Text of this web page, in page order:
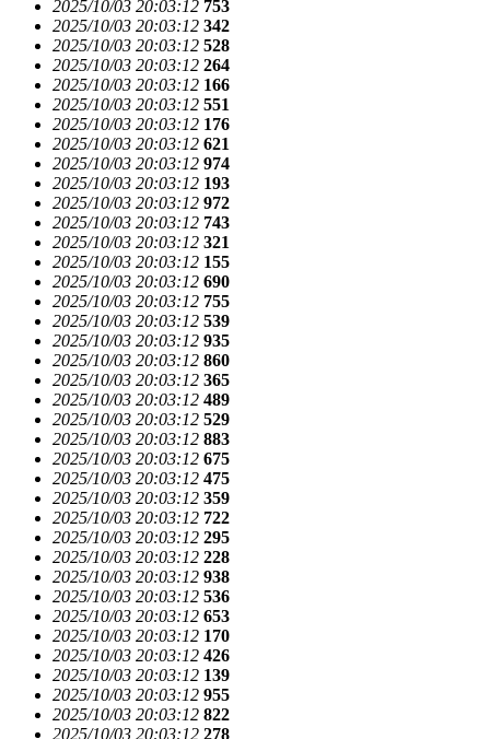
2025/10/03 20:03:12 753
2025/10/03 20:03:12 342
2025/10/03 20:03:12 528
2025/10/03 20:03:12 264
2025/10/03 20:03:12 166
2025/10/03 20:03:12 551
2025/10/03 20:03:12 176
2025/10/03 20:03:12 621
2025/10/03 20:03:12 974
2025/10/03 20:03:12 193
2025/10/03 20:03:12 972
2025/10/03 20:03:12 743
2025/10/03 20:03:12 321
2025/10/03 20:03:12 155
2025/10/03 20:03:12 690
2025/10/03 20:03:12 755
2025/10/03 20:03:12 539
2025/10/03 20:03:12 935
2025/10/03 20:03:12 860
2025/10/03 20:03:12 365
2025/10/03 20:03:12 489
2025/10/03 20:03:12 529
2025/10/03 20:03:12 883
2025/10/03 20:03:12 675
2025/10/03 20:03:12 475
2025/10/03 20:03:12 359
2025/10/03 20:03:12 722
2025/10/03 20:03:12 295
2025/10/03 20:03:12 228
2025/10/03 20:03:12 938
2025/10/03 20:03:12 536
2025/10/03 20:03:12 653
2025/10/03 20:03:12 170
2025/10/03 20:03:12 426
2025/10/03 20:03:12 139
2025/10/03 20:03:12 955
2025/10/03 20:03:12 822
2025/10/03 20:03:12 278